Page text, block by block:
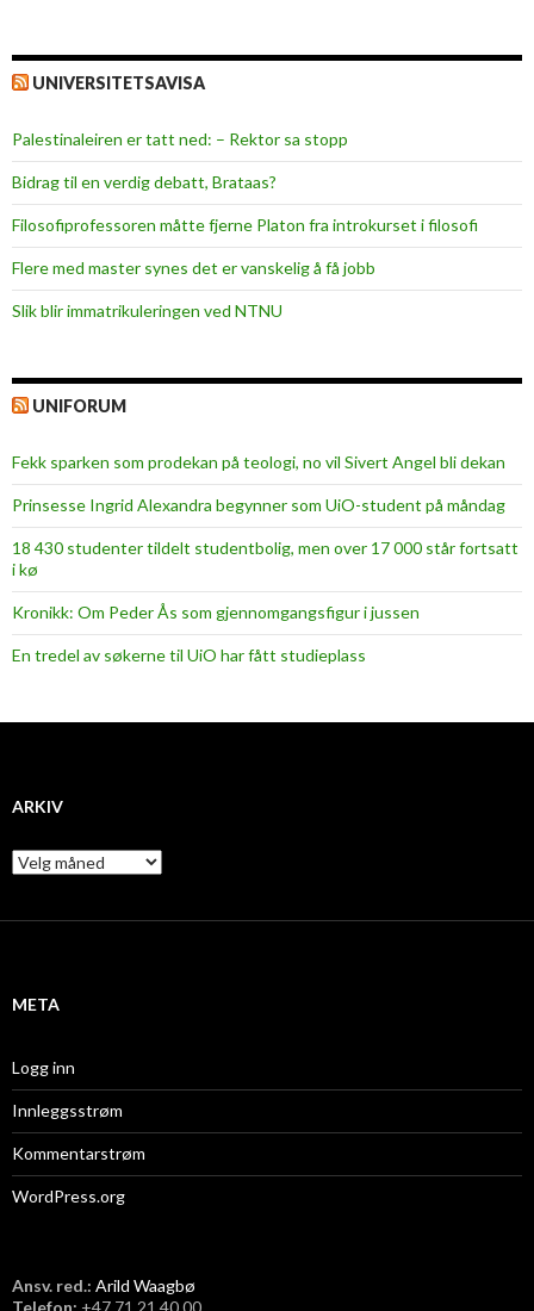
o
UNIVERSITETSAVISA
Palestinaleiren er tatt ned: – Rektor sa stopp
Bidrag til en verdig debatt, Brataas?
Filosofiprofessoren måtte fjerne Platon fra introkurset i filosofi
Flere med master synes det er vanskelig å få jobb
Slik blir immatrikuleringen ved NTNU
UNIFORUM
Fekk sparken som prodekan på teologi, no vil Sivert Angel bli dekan
Prinsesse Ingrid Alexandra begynner som UiO-student på måndag
18 430 studenter tildelt studentbolig, men over 17 000 står fortsatt
i kø
Kronikk: Om Peder Ås som gjennomgangsfigur i jussen
En tredel av søkerne til UiO har fått studieplass
ARKIV
A
r
i
META
Logg inn
Innleggsstrøm
Kommentarstrøm
WordPress.org
Ansv. red.: Arild Waagbø
Telefon: ​+47 71 21 40 00